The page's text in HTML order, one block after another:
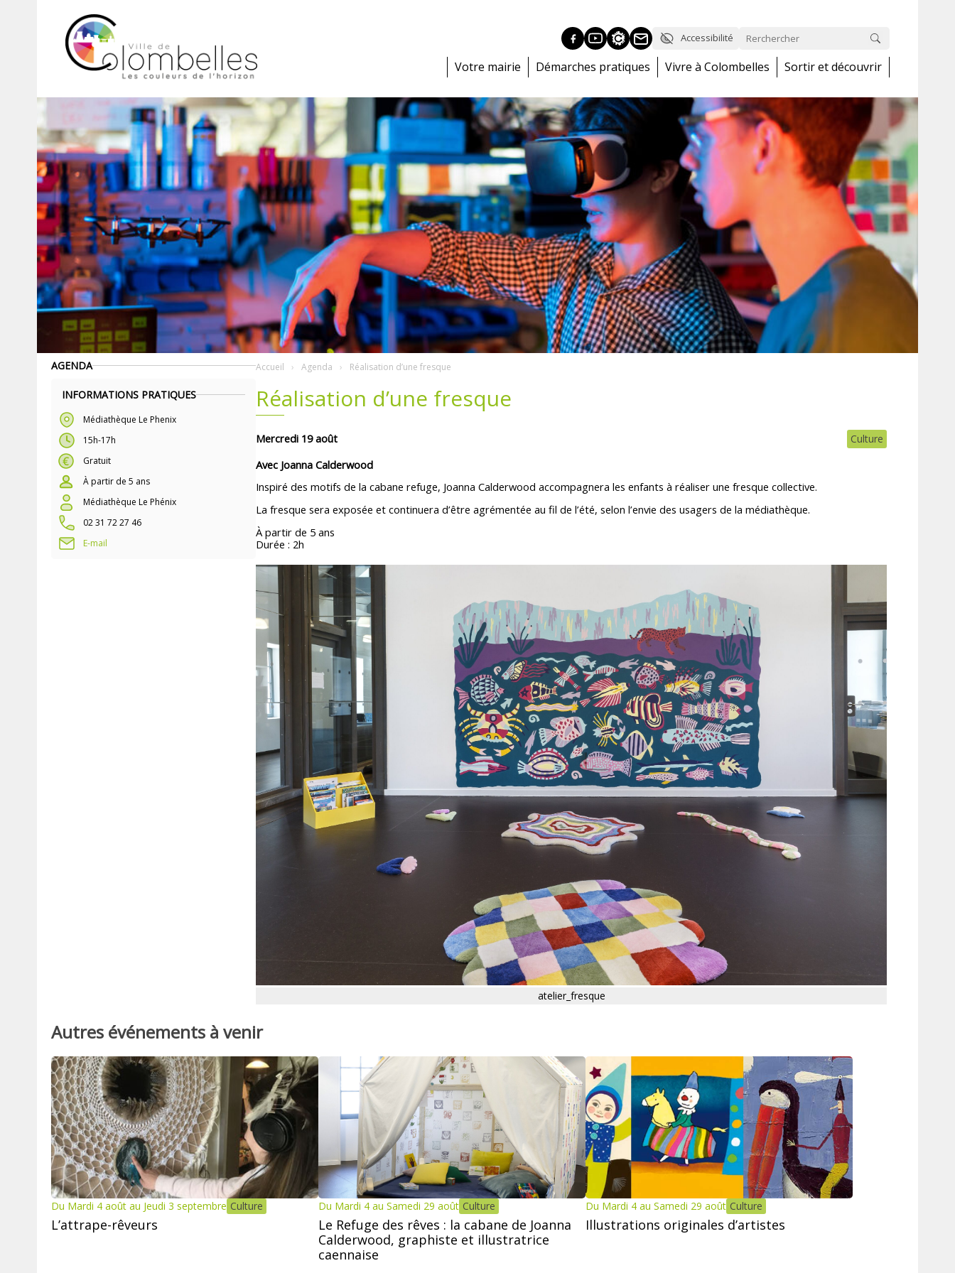
Accessibilité
Votre mairie Démarches pratiques Vivre à Colombelles Sortir et découvrir
AGENDA
INFORMATIONS PRATIQUES
Médiathèque Le Phenix
15h-17h
Gratuit
À partir de 5 ans
Médiathèque Le Phénix
02 31 72 27 46
E-mail
Accueil Agenda Réalisation d’une fresque
Réalisation d’une fresque
Mercredi 19 août Culture
Avec Joanna Calderwood
Inspiré des motifs de la cabane refuge, Joanna Calderwood accompagnera les enfants à réaliser une fresque collective.
La fresque sera exposée et continuera d’être agrémentée au fil de l’été, selon l’envie des usagers de la médiathèque.
À partir de 5 ans
Durée : 2h
atelier_fresque
Autres événements à venir
Du Mardi 4 août au Jeudi 3 septembre Culture
L’attrape-rêveurs
Du Mardi 4 au Samedi 29 août Culture
Le Refuge des rêves : la cabane de Joanna
Calderwood, graphiste et illustratrice
caennaise
Du Mardi 4 au Samedi 29 août Culture
Illustrations originales d’artistes